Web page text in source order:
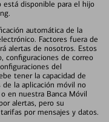
está disponible para el hijo
automática de la
Factores fuera de
alertas de nosotros. Estos
configuraciones de correo
del
tener la capacidad de
la aplicación móvil no
en nuestra Banca Móvil
alertas, pero su
por mensajes y datos.